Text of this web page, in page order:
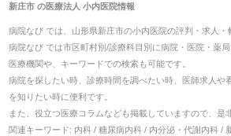
新庄市の医療法人 小内医院情報
病院なび では、 山形県新庄市の小内医院の評判・求人・
病院なび では市区町村別/診療科目別に病院・医院・薬
医療機関や、キーワードでの検索も可能です。
病院を探したい時、診療時間を調べたい時、医師求人や
を知りたい時に便利です。
また、役立つ医療コラムなども掲載していますので、是
関連キーワード: 内科 / 糖尿病内科 / 内分泌・代謝内科 /